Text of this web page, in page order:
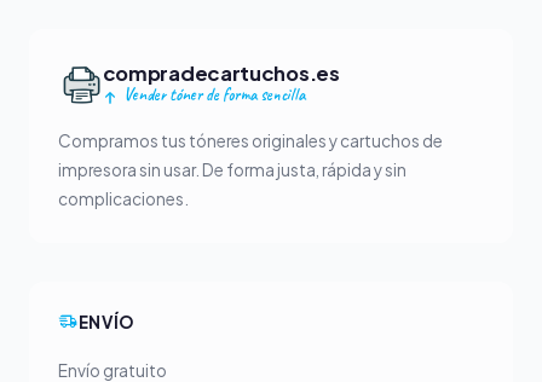
compradecartuchos.es
Vender tóner de forma sencilla
Compramos tus tóneres originales y cartuchos de
impresora sin usar. De forma justa, rápida y sin
complicaciones.
ENVÍO
Envío gratuito